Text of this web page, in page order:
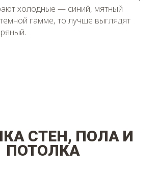
холодные — синий, мятный
гамме, то лучше выглядят
СТЕН, ПОЛА И
ПОТОЛКА